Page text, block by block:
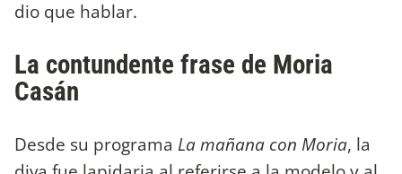
dio que hablar.
La contundente frase de Moria
Casán
Desde su programa La mañana con Moria, la